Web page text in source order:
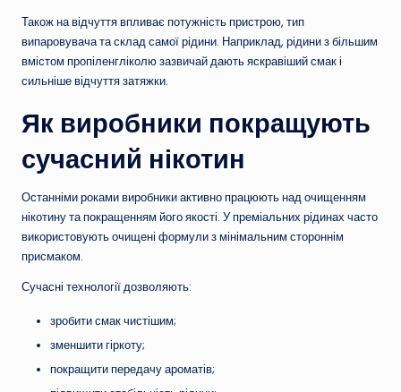
Також на відчуття впливає потужність пристрою, тип
випаровувача та склад самої рідини. Наприклад, рідини з більшим
вмістом пропіленгліколю зазвичай дають яскравіший смак і
сильніше відчуття затяжки.
Як виробники покращують
сучасний нікотин
Останніми роками виробники активно працюють над очищенням
нікотину та покращенням його якості. У преміальних рідинах часто
використовують очищені формули з мінімальним стороннім
присмаком.
Сучасні технології дозволяють:
зробити смак чистішим;
зменшити гіркоту;
покращити передачу ароматів;